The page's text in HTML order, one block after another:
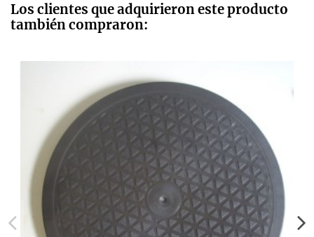
Los clientes que adquirieron este producto
también compraron: